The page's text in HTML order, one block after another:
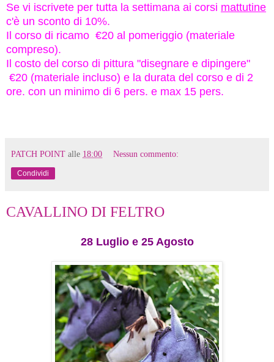
Se vi iscrivete per tutta la settimana ai corsi mattutine
c'è un sconto di 10%.
Il corso di ricamo €20 al pomeriggio (materiale
compreso).
Il costo del corso di pittura "disegnare e dipingere"
€20 (materiale incluso) e la durata del corso e di 2
ore. con un minimo di 6 pers. e max 15 pers.
PATCH POINT alle 18:00 Nessun commento:
Condividi
CAVALLINO DI FELTRO
28 Luglio e 25 Agosto